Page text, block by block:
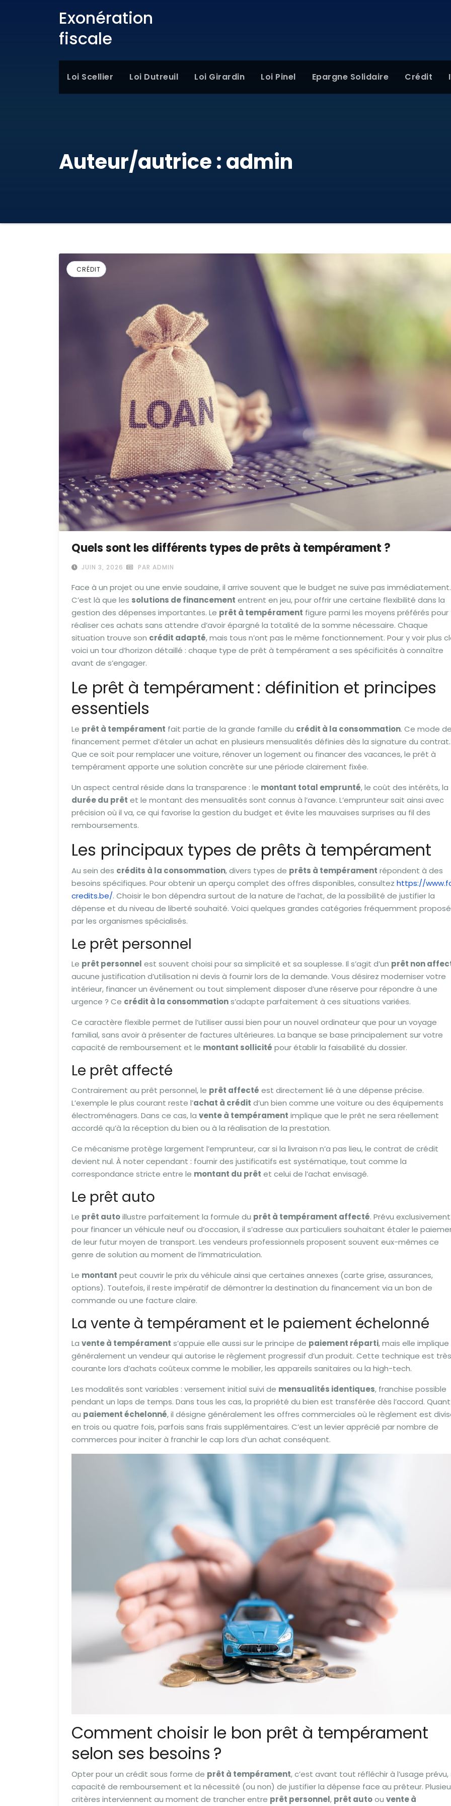
Exonération
fiscale
Loi Scellier Loi Dutreuil Loi Girardin Loi Pinel Epargne Solidaire Crédit
Auteur/autrice :admin
CRÉDIT
Quels sont les différents types de prêts à tempérament ?
JUIN 3, 2026 PAR ADMIN
Face à un projet ou une envie soudaine, il arrive souvent que le budget ne suive pas immédiatement.
C’est là que les solutions de financement entrent en jeu, pour offrir une certaine flexibilité dans la
gestion des dépenses importantes. Le prêt à tempérament figure parmi les moyens préférés pour
réaliser ces achats sans attendre d’avoir épargné la totalité de la somme nécessaire. Chaque
situation trouve son crédit adapté, mais tous n’ont pas le même fonctionnement. Pour y voir plus
voici un tour d’horizon détaillé : chaque type de prêt à tempérament a ses spécificités à connaître
avant de s’engager.
Le prêt à tempérament : définition et principes
essentiels
Le prêt à tempérament fait partie de la grande famille du crédit à la consommation. Ce mode
financement permet d’étaler un achat en plusieurs mensualités définies dès la signature du contrat.
Que ce soit pour remplacer une voiture, rénover un logement ou financer des vacances, le prêt à
tempérament apporte une solution concrète sur une période clairement fixée.
Un aspect central réside dans la transparence : le montant total emprunté, le coût des intérêts, la
durée du prêt et le montant des mensualités sont connus à l’avance. L’emprunteur sait ainsi avec
précision où il va, ce qui favorise la gestion du budget et évite les mauvaises surprises au fil des
remboursements.
Les principaux types de prêts à tempérament
Au sein des crédits à la consommation, divers types de prêts à tempérament répondent à des
besoins spécifiques. Pour obtenir un aperçu complet des offres disponibles, consultez https://
credits.be/. Choisir le bon dépendra surtout de la nature de l’achat, de la possibilité de justifier la
dépense et du niveau de liberté souhaité. Voici quelques grandes catégories fréquemment
par les organismes spécialisés.
Le prêt personnel
Le prêt personnel est souvent choisi pour sa simplicité et sa souplesse. Il s’agit d’un prêt non
aucune justification d’utilisation ni devis à fournir lors de la demande. Vous désirez moderniser votre
intérieur, financer un événement ou tout simplement disposer d’une réserve pour répondre à une
urgence ? Ce crédit à la consommations’adapte parfaitement à ces situations variées.
Ce caractère flexible permet de l’utiliser aussi bien pour un nouvel ordinateur que pour un voyage
familial, sans avoir à présenter de factures ultérieures. La banque se base principalement sur votre
capacité de remboursement et le montant sollicité pour établir la faisabilité du dossier.
Le prêt affecté
Contrairement au prêt personnel, le prêt affecté est directement lié à une dépense précise.
L’exemple le plus courant reste l’achat à crédit d’un bien comme une voiture ou des équipements
électroménagers. Dans ce cas, la vente à tempérament implique que le prêt ne sera réellement
accordé qu’à la réception du bien ou à la réalisation de la prestation.
Ce mécanisme protège largement l’emprunteur, car si la livraison n’a pas lieu, le contrat de crédit
devient nul. À noter cependant : fournir des justificatifs est systématique, tout comme la
correspondance stricte entre le montant du prêt et celui de l’achat envisagé.
Le prêt auto
Le prêt autoillustre parfaitement la formule du prêt à tempérament affecté. Prévu exclusivement
pour financer un véhicule neuf ou d’occasion, il s’adresse aux particuliers souhaitant étaler le
de leur futur moyen de transport. Les vendeurs professionnels proposent souvent eux-mêmes ce
genre de solution au moment de l’immatriculation.
Le montant peut couvrir le prix du véhicule ainsi que certaines annexes (carte grise, assurances,
options). Toutefois, il reste impératif de démontrer la destination du financement via un bon de
commande ou une facture claire.
La vente à tempérament et le paiement échelonné
La vente à tempérament s’appuie elle aussi sur le principe de paiement réparti, mais elle implique
généralement un vendeur qui autorise le règlement progressif d’un produit. Cette technique est très
courante lors d’achats coûteux comme le mobilier, les appareils sanitaires ou la high-tech.
Les modalités sont variables : versement initial suivi de mensualités identiques, franchise possible
pendant un laps de temps. Dans tous les cas, la propriété du bien est transférée dès l’accord. Quant
au paiement échelonné, il désigne généralement les offres commerciales où le règlement est
en trois ou quatre fois, parfois sans frais supplémentaires. C’est un levier apprécié par nombre de
commerces pour inciter à franchir le cap lors d’un achat conséquent.
Comment choisir le bon prêt à tempérament
selon ses besoins ?
Opter pour un crédit sous forme de prêt à tempérament, c’est avant tout réfléchir à l’usage prévu,
capacité de remboursement et la nécessité (ou non) de justifier la dépense face au prêteur.
critères interviennent au moment de trancher entre prêt personnel, prêt autoou vente à